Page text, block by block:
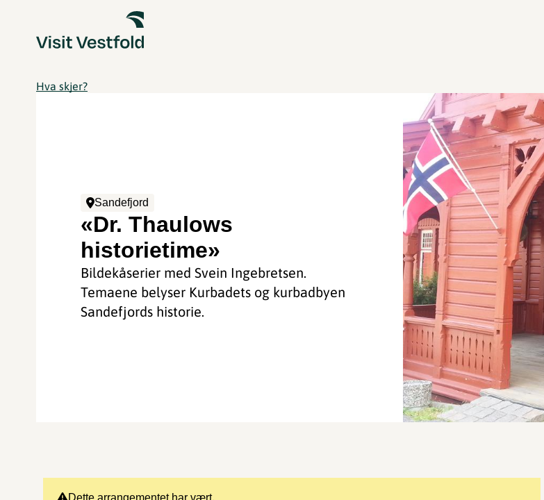
Hva skjer?
Sandefjord
«Dr. Thaulows
historietime»
Bildekåserier med Svein Ingebretsen.
Temaene belyser Kurbadets og kurbadbyen
Sandefjords historie.
Dette arrangementet har vært.